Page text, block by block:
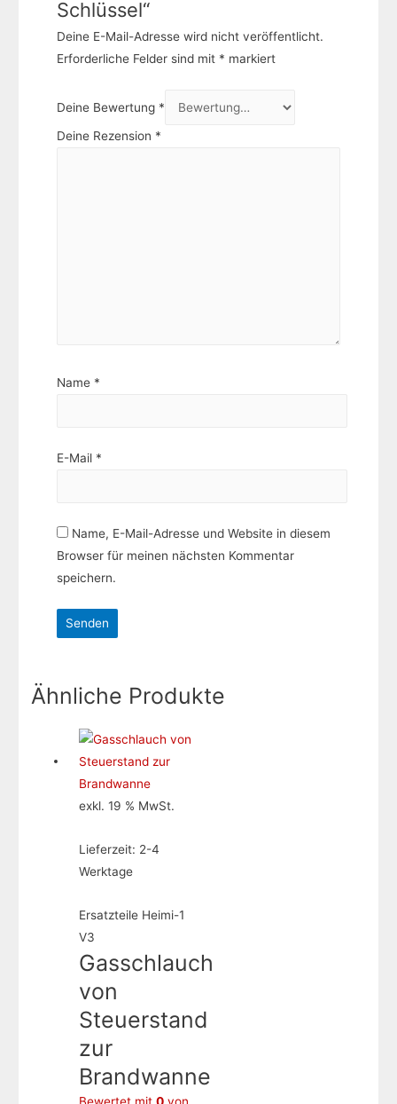
Schlüssel“
Deine E-Mail-Adresse wird nicht veröffentlicht.
Erforderliche Felder sind mit * markiert
Deine Bewertung *
Deine Rezension *
Name *
E-Mail *
Name, E-Mail-Adresse und Website in diesem
Browser für meinen nächsten Kommentar
speichern.
Ähnliche Produkte
exkl. 19 % MwSt.
Lieferzeit: 2-4
Werktage
Ersatzteile Heimi-1
V3
Gasschlauch
von
Steuerstand
zur
Brandwanne